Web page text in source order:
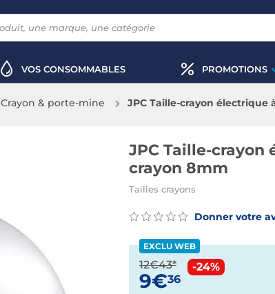
VOS CONSOMMABLES PROMOTIONS
Crayon & porte-mine JPC Taille-crayon électrique
JPC Taille-
crayon 8mm
Tailles crayons
Donner votre
EXCLU WEB
12€43*
9€36
-24%